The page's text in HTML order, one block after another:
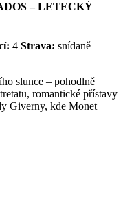
– LETECKÝ
4 Strava: snídaně
slunce – pohodlně
romantické přístavy
Giverny, kde Monet